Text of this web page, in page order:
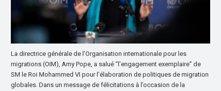
La directrice générale de l’Organisation internationale pour les
migrations (OIM), Amy Pope, a salué “l’engagement exemplaire” de
SM le Roi Mohammed VI pour l’élaboration de politiques de migration
globales. Dans un message de félicitations à l’occasion de la